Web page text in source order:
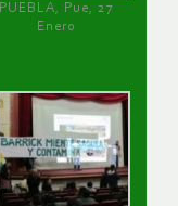
PUEBLA, Pue, 27
Enero